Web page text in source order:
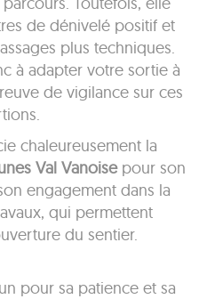
de dénivelé positif et
plus techniques.
à adapter votre sortie à
de vigilance sur ces
chaleureusement la
Val Vanoisepour son
engagement dans la
qui permettent
du sentier.
pour sa patience et sa